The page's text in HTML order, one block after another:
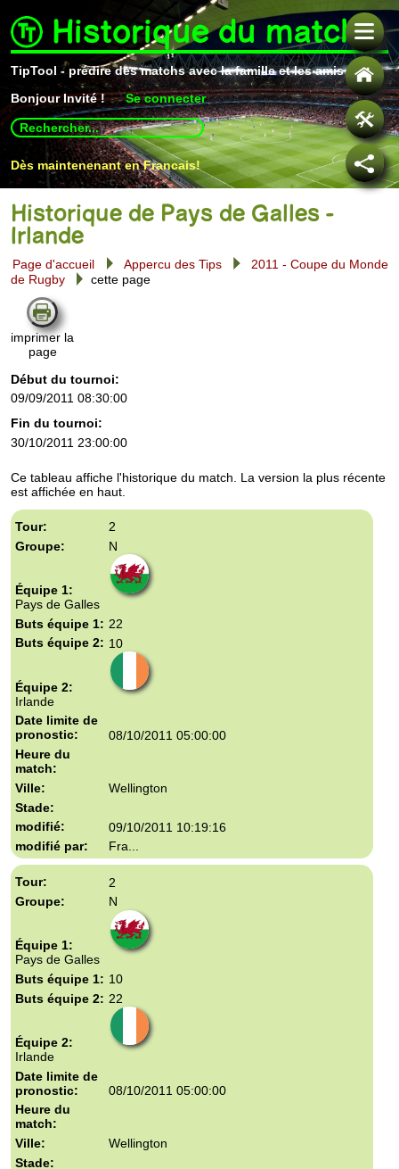
Historique du match
TipTool - prédire des matchs avec la famille et les amis
BonjourInvité !
Se connecter
Use
up
and
down
arrows
select
available
enter
gestures.
Dès maintenenant en Francais!
Historique de Pays de Galles -
Irlande
Page d'accueil Appercu des Tips
2011 - Coupe du Monde
de Rugby
cette page
imprimer la
page
Début du tournoi:
09/09/2011 08:30:00
Fin du tournoi:
30/10/2011 23:00:00
Ce tableau affiche l'historique du match. La version la plus récente
est affichée en haut.
2
N
Pays de Galles
22
10
Irlande
08/10/2011 05:00:00
Wellington
09/10/2011 10:19:16
Fra...
2
N
Pays de Galles
10
22
Irlande
08/10/2011 05:00:00
Wellington